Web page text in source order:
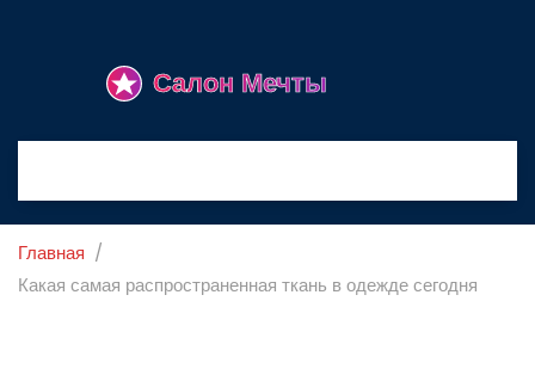
Главная
Какая самая распространенная ткань в одежде сегодня